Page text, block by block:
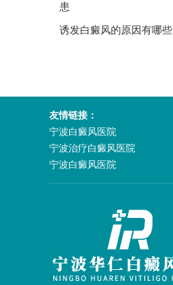
患
诱发白癜风的原因有哪些
友情链接：
宁波白癜风医院
宁波治疗白癜风医院
宁波白癜风医院